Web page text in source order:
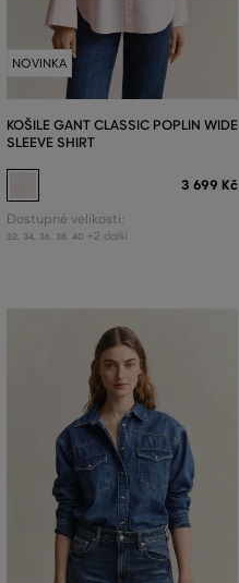
NOVINKA
KOŠILE GANT CLASSIC POPLIN WIDE
SLEEVE SHIRT
3 699 Kč
Dostupné velikosti:
32 34 36 38 40 +2 další